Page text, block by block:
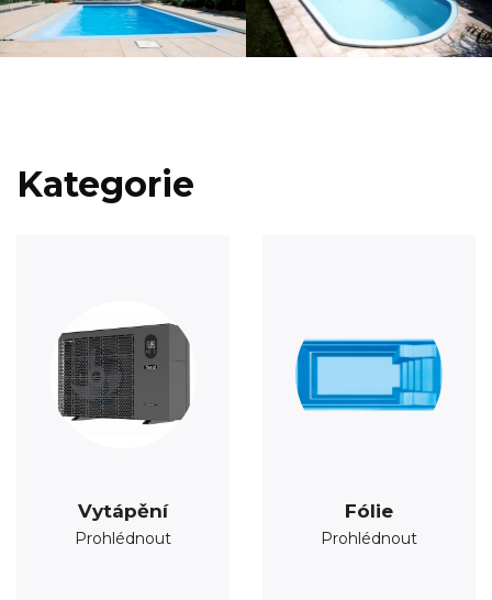
Kategorie
Vytápění
Prohlédnout
Fólie
Prohlédnout